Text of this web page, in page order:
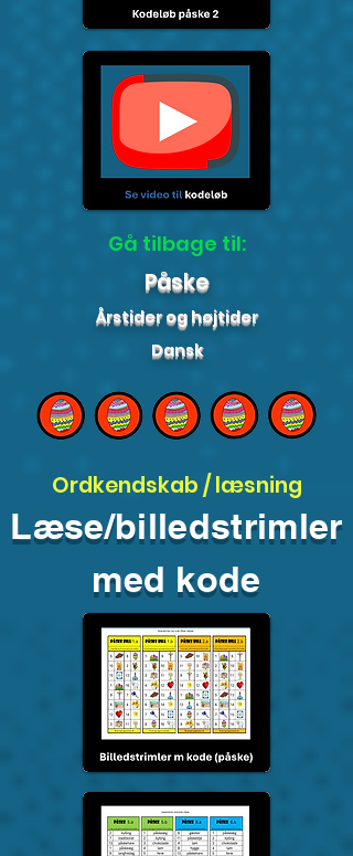
Gå tilbage til:
Påske
Årstider og højtider
Dansk
Ordkendskab / læsning
Læse/billedstrimler
med kode